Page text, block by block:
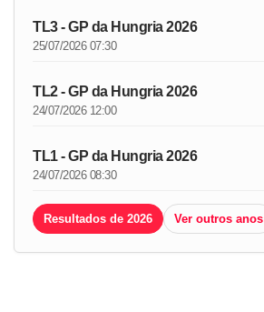
TL3 - GP da Hungria 2026
25/07/2026 07:30
TL2 - GP da Hungria 2026
24/07/2026 12:00
TL1 - GP da Hungria 2026
24/07/2026 08:30
Resultados de 2026 Ver outros anos